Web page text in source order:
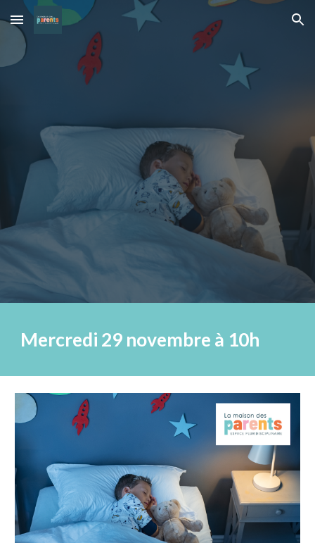
Skip to main content Skip to navigation
Mercredi 29 novembre à 10h